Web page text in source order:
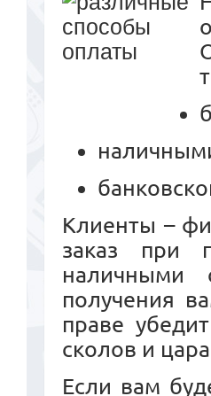
Клиенты –
заказ при
наличными
получения
праве
сколов и
Если вам